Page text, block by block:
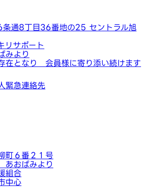
条通8丁目36番地の25 セントラル旭
リサポート
みより
在となり 会員様に寄り添い続けます
緊急連絡先
町６番２１号
おばみより
組合
中心